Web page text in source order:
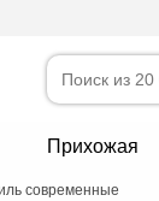
Прихожая
современные